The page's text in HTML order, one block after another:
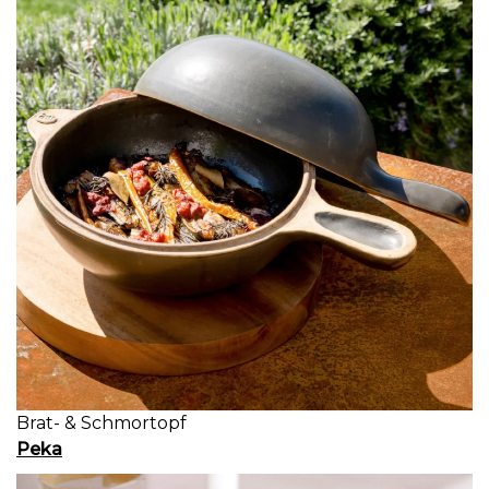
Brat- & Schmortopf
Peka